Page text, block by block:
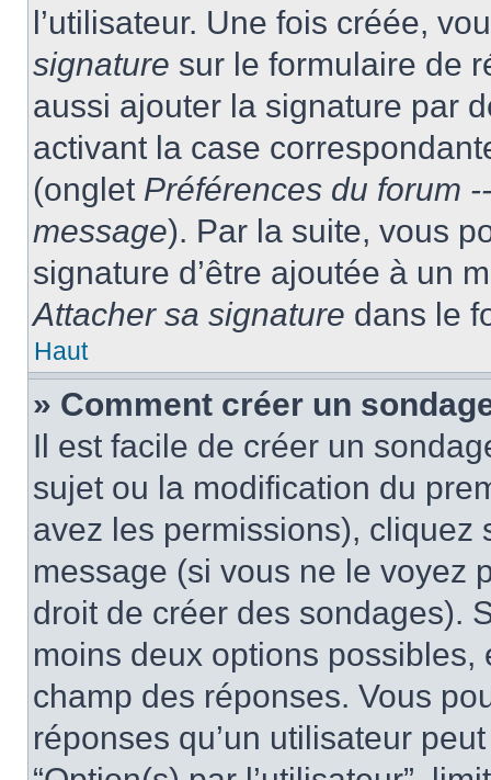
l’utilisateur. Une fois créée,
signature sur le formulaire de
aussi ajouter la signature par
activant la case
(onglet Préférences du forum
message). Par la suite, vous
signature d’être ajoutée à un
Attacher sa signature dans le
Haut
» Comment créer un
Il est facile de créer un
sujet ou la modification du
avez les permissions), cliquez
message (si vous ne le voyez
droit de créer des sondages).
moins deux options
champ des réponses. Vous
réponses qu’un utilisateur